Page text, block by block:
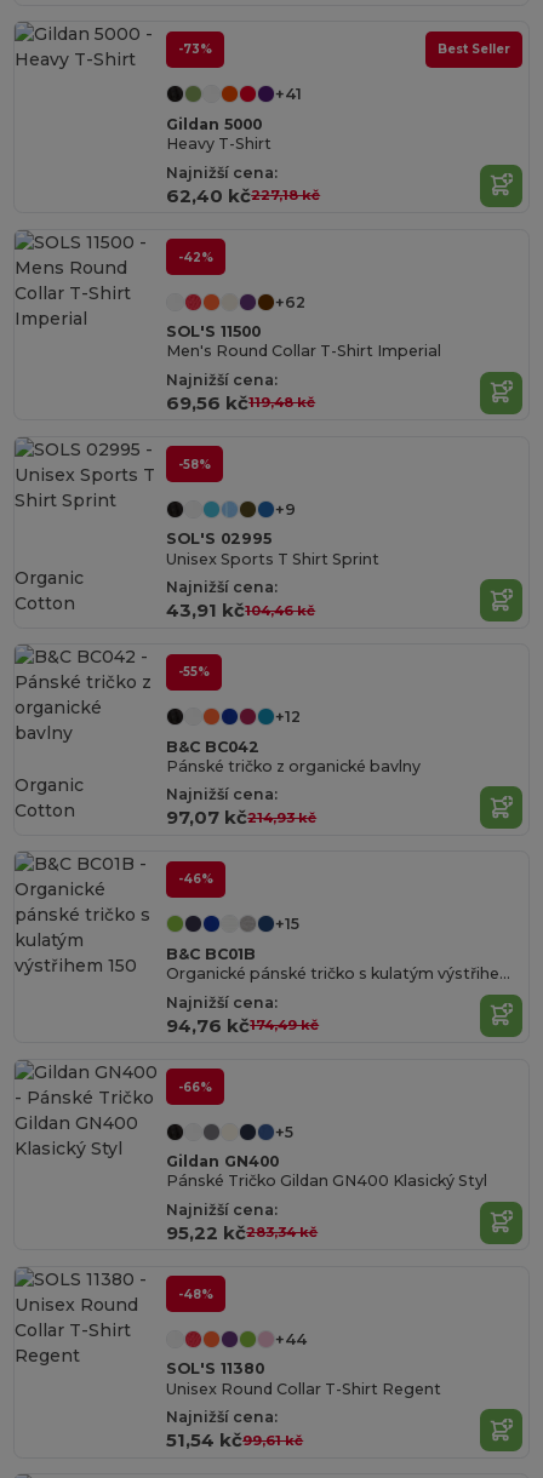
-73% Best Seller
+41
Gildan 5000
Heavy T-Shirt
Najnižší cena:
62,40 kč227,18 kč
-42%
+62
SOL'S 11500
Men's Round Collar T-Shirt Imperial
Najnižší cena:
69,56 kč119,48 kč
-58%
+9
SOL'S 02995
Unisex Sports T Shirt Sprint
Najnižší cena:
43,91 kč104,46 kč
Organic
Cotton
-55%
+12
B&C BC042
Pánské tričko z organické bavlny
Najnižší cena:
97,07 kč214,93 kč
Organic
Cotton
-46%
+15
B&C BC01B
Organické pánské tričko s kulatým výstřihem 150
Najnižší cena:
94,76 kč174,49 kč
-66%
+5
Gildan GN400
Pánské Tričko Gildan GN400 Klasický Styl
Najnižší cena:
95,22 kč283,34 kč
-48%
+44
SOL'S 11380
Unisex Round Collar T-Shirt Regent
Najnižší cena:
51,54 kč99,61 kč